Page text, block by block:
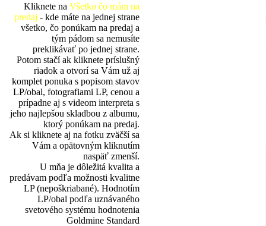
Kliknete na Všetko čo mám na
predaj - kde máte na jednej strane
všetko, čo ponúkam na predaj a
tým pádom sa nemusíte
preklikávať po jednej strane.
Potom stačí ak kliknete príslušný
riadok a otvorí sa Vám už aj
komplet ponuka s popisom stavov
LP/obal, fotografiami LP, cenou a
prípadne aj s videom interpreta s
jeho najlepšou skladbou z albumu,
ktorý ponúkam na predaj.
Ak si kliknete aj na fotku zväčší sa
Vám a opätovným kliknutím
naspäť zmenší.
U mňa je dôležitá kvalita a
predávam podľa možnosti kvalitne
LP (nepoškriabané). Hodnotím
LP/obal podľa uznávaného
svetového systému hodnotenia
Goldmine Standard